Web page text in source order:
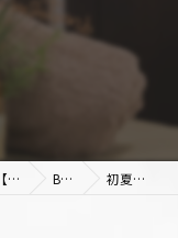
守口のエステならエステサロンRaphael As 【ラファエルアズ】 Blog 初夏と冷え